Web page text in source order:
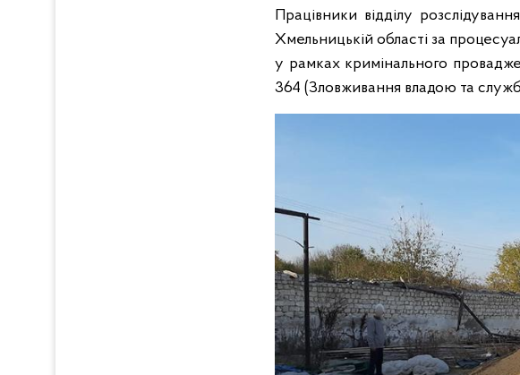
Працівники відділу
Хмельницькій області за
у рамках кримінального
364 (Зловживання владою та